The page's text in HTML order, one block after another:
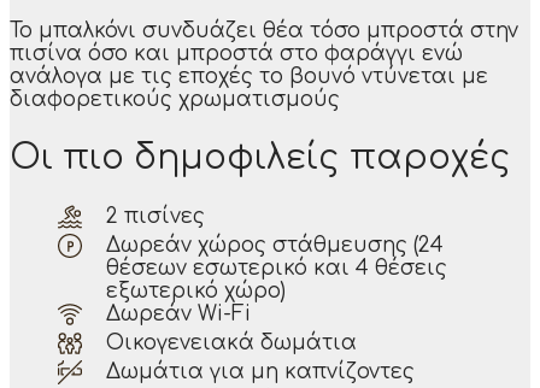
Το μπαλκόνι συνδυάζει θέα τόσο μπροστά στην
πισίνα όσο και μπροστά στο φαράγγι ενώ
ανάλογα με τις εποχές το βουνό ντύνεται με
διαφορετικούς χρωματισμούς
Οι πιο δημοφιλείς παροχές
2 πισίνες
Δωρεάν χώρος στάθμευσης (24
θέσεων εσωτερικό και 4 θέσεις
εξωτερικό χώρο)
Δωρεάν Wi-Fi
Οικογενειακά δωμάτια
Δωμάτια για μη καπνίζοντες